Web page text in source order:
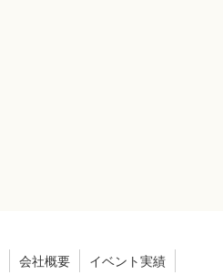
会社概要 イベント実績